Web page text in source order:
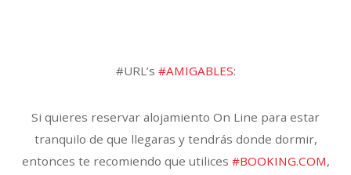
#URL’s #AMIGABLES:
Si quieres reservar alojamiento On Line para estar
tranquilo de que llegaras y tendrás donde dormir,
entonces te recomiendo que utilices #BOOKING.COM,